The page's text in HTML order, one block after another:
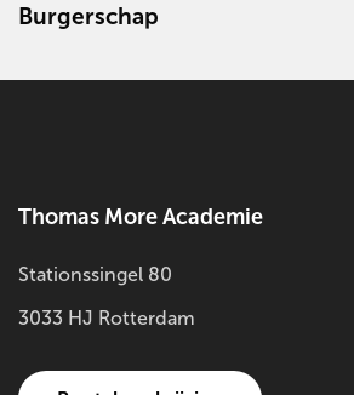
Burgerschap
meer
Thomas More Academie
Stationssingel 80
3033 HJ Rotterdam